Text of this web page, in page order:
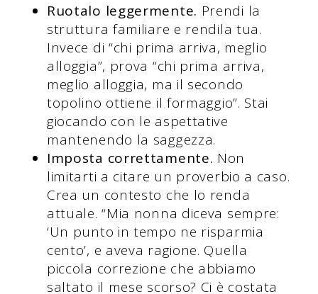
Ruotalo leggermente. Prendi la
struttura familiare e rendila tua.
Invece di “chi prima arriva, meglio
alloggia”, prova “chi prima arriva,
meglio alloggia, ma il secondo
topolino ottiene il formaggio”. Stai
giocando con le aspettative
mantenendo la saggezza.
Imposta correttamente. Non
limitarti a citare un proverbio a caso.
Crea un contesto che lo renda
attuale. “Mia nonna diceva sempre:
‘Un punto in tempo ne risparmia
cento’, e aveva ragione. Quella
piccola correzione che abbiamo
saltato il mese scorso? Ci è costata